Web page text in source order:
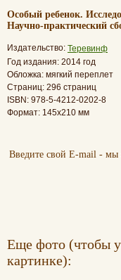
Особый ребенок.
Научно-практический
Издательство: Теревинф
Год издания: 2014 год
Обложка: мягкий переплет
Страниц: 296 страниц
ISBN: 978-5-4212-0202-8
Формат: 145х210 мм
Введите свой E-mail - мы
Еще фото (чтобы
картинке):